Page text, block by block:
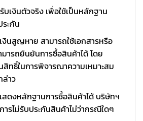
บเงินตัวจริง เพื่อใช้เป็นหลักฐาน
ะกัน
งินสูญหาย สามารถใช้เอกสารหรือ
ารถยืนยันการซื้อสินค้าได้ โดย
ทธิ์ในการพิจารณาความเหมาะสม
ล่าว
สดงหลักฐานการซื้อสินค้าได้ บริษัทฯ
รไม่รับประกันสินค้าไม่ว่ากรณีใดๆ